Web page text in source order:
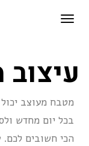
תפריט
מטבח מעוצב
בכל יום מחדש
הכי חשובים לכם.